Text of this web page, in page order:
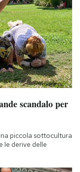
scandalo per
piccola sottocultura
le derive delle